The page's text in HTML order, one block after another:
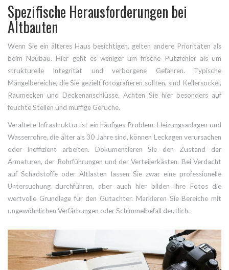
Spezifische Herausforderungen bei
Altbauten
Wenn Sie ein älteres Haus besichtigen, gelten andere Prioritäten als
beim Neubau. Hier geht es weniger um frische Putzfehler als um
strukturelle Integrität und verborgene Gefahren. Typische
Mängelbereiche, die Sie gezielt fotografieren sollten, sind Kellersockel,
Raumecken und Deckenanschlüsse. Achten Sie hier besonders auf
feuchte Stellen und muffige Gerüche.
Veraltete Infrastruktur ist ein häufiges Problem. Heizungsanlagen und
Wasserrohre, die älter als 30 Jahre sind, können Leckagen verursachen
oder ineffizient arbeiten. Dokumentieren Sie den Zustand der
Armaturen, der Rohrführungen und der Verteilerkästen. Bei Verdacht
auf Schadstoffe oder Altlasten lassen Sie zwar eine professionelle
Untersuchung durchführen, aber auch hier bilden Ihre Fotos die
wertvolle Grundlage für den Gutachter. Markieren Sie Bereiche mit
ungewöhnlichen Verfärbungen oder Schimmelbefall deutlich.